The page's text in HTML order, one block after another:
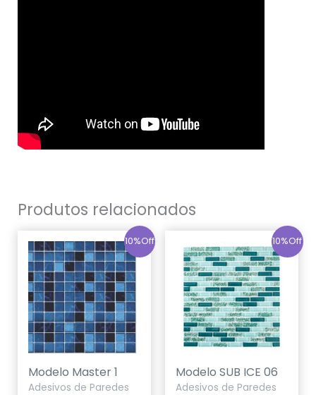
Produtos relacionados
10%Off
Modelo Master 1
Adesivos de Paredes
10%Off
Modelo SUB ICE 06
Adesivos de Paredes